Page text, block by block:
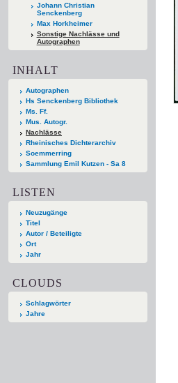
Johann Christian
Senckenberg
Max Horkheimer
Sonstige Nachlässe und
Autographen
INHALT
Autographen
Hs Senckenberg Bibliothek
Ms. Ff.
Mus. Autogr.
Nachlässe
Rheinisches Dichterarchiv
Soemmerring
Sammlung Emil Kutzen - Sa 8
LISTEN
Neuzugänge
Titel
Autor / Beteiligte
Ort
Jahr
CLOUDS
Schlagwörter
Jahre